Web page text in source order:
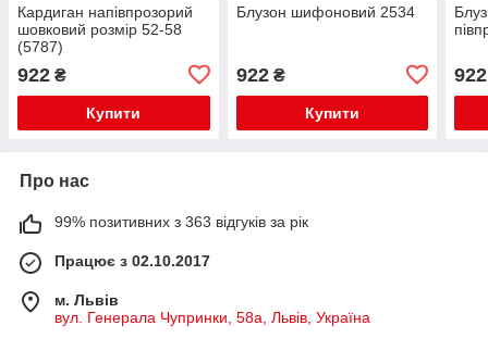
Кардиган напівпрозорий
шовковий розмір 52-58
(5787)
922 ₴
Купити
Блузон шифоновий 2534
922₴
Купити
922
Про нас
99% позитивних з 363 відгуків за рік
Працює з 02.10.2017
м. Львів
вул. Генерала Чупринки, 58а, Львів, Україна